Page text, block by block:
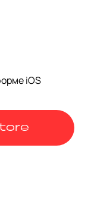
ужинами,
на кухне в
из киноужинов.
iOS